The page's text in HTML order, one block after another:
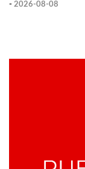
- 2026-08-08